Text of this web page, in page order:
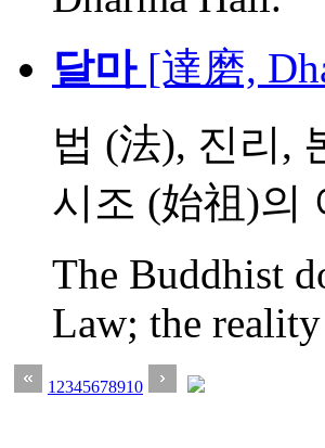
달마[達磨,
법 (法), 진리,
시조 (始祖)의
The Buddhist
Law; the
1 2345678910